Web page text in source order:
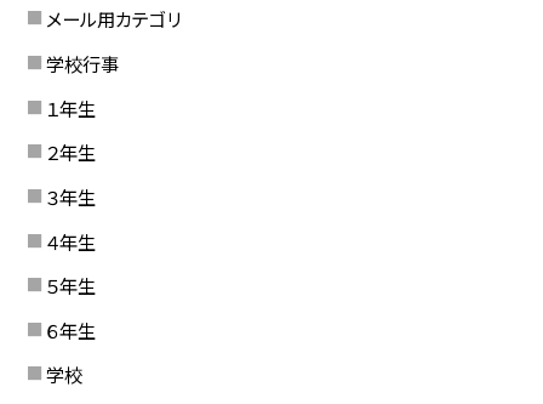
メール用カテゴリ
学校行事
１年生
２年生
３年生
４年生
５年生
６年生
学校